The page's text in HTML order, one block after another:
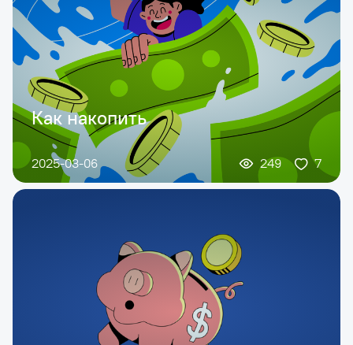
Как накопить
2025-03-06 249 7